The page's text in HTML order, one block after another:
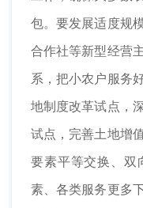
包。要发展适度规
合作社等新型经营
系，把小农户服务
地制度改革试点，
试点，完善土地增
要素平等交换、双
素、各类服务更多